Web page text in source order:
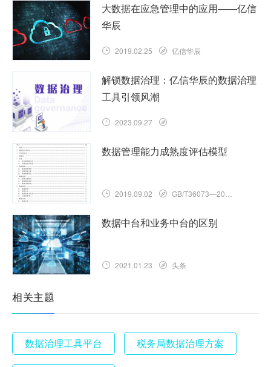
大数据在应急管理中的应用——亿信
华辰
2019.02.25 亿信华辰
解锁数据治理：亿信华辰的数据治理
工具引领风潮
2023.09.27
数据管理能力成熟度评估模型
2019.09.02 GB/T36073—2018
数据中台和业务中台的区别
2021.01.23 头条
相关主题
数据治理工具平台 税务局数据治理方案